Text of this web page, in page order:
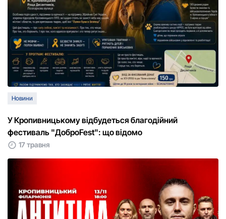
Новини
У Кропивницькому відбудеться благодійний
фестиваль "ДоброFest": що відомо
17 травня